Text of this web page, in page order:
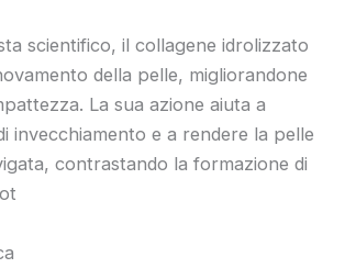
scientifico, il collagene idrolizzato
della pelle, migliorandone
La sua azione aiuta a
invecchiamento e a rendere la pelle
contrastando la formazione di